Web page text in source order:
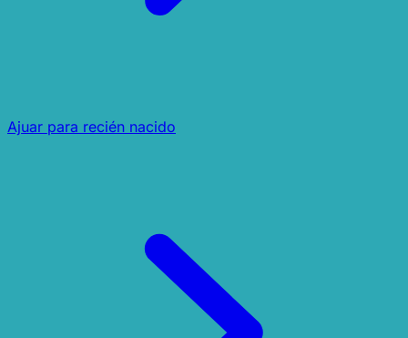
Ajuar para recién nacido